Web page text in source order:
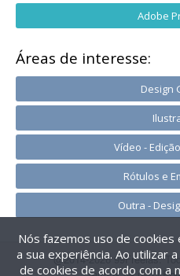
Adobe
Áreas de interesse:
Design
Vídeo -
Rótulos e
Outra -
@2014-2026 99Freelas.
Nós fazemos uso de
a sua experiência. Ao utilizar
de cookies de acordo com a